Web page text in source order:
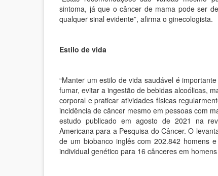
sintoma, já que o câncer de mama pode ser
qualquer sinal evidente”, afirma o ginecologista.
Estilo de vida
“Manter um estilo de vida saudável é
fumar, evitar a ingestão de bebidas alcoólicas,
corporal e praticar atividades físicas
incidência de câncer mesmo em pessoas com
estudo publicado em agosto de 2021 na
Americana para a Pesquisa do Câncer. O
de um biobanco inglês com 202.842 homens
individual genético para 16 cânceres em